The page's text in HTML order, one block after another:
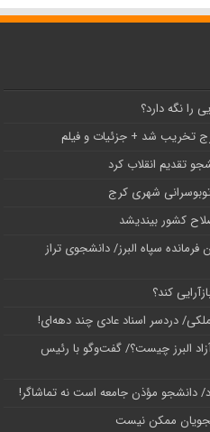
نگه دارد؟
تخریب شد + جزئیات و فیلم
کشور بیندیشد
سپاه البرز/ دانشجوی تراز
کند؟
دردسر اسناد عادی چند‌ دهه‌ای!
البرز چیست؟/ گفت‌وگو با رئیس
دانشجو مؤذن جامعه است نه تماشاگر!
ممکن نیست